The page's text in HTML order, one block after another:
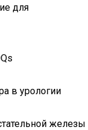
для
в урологии
железы